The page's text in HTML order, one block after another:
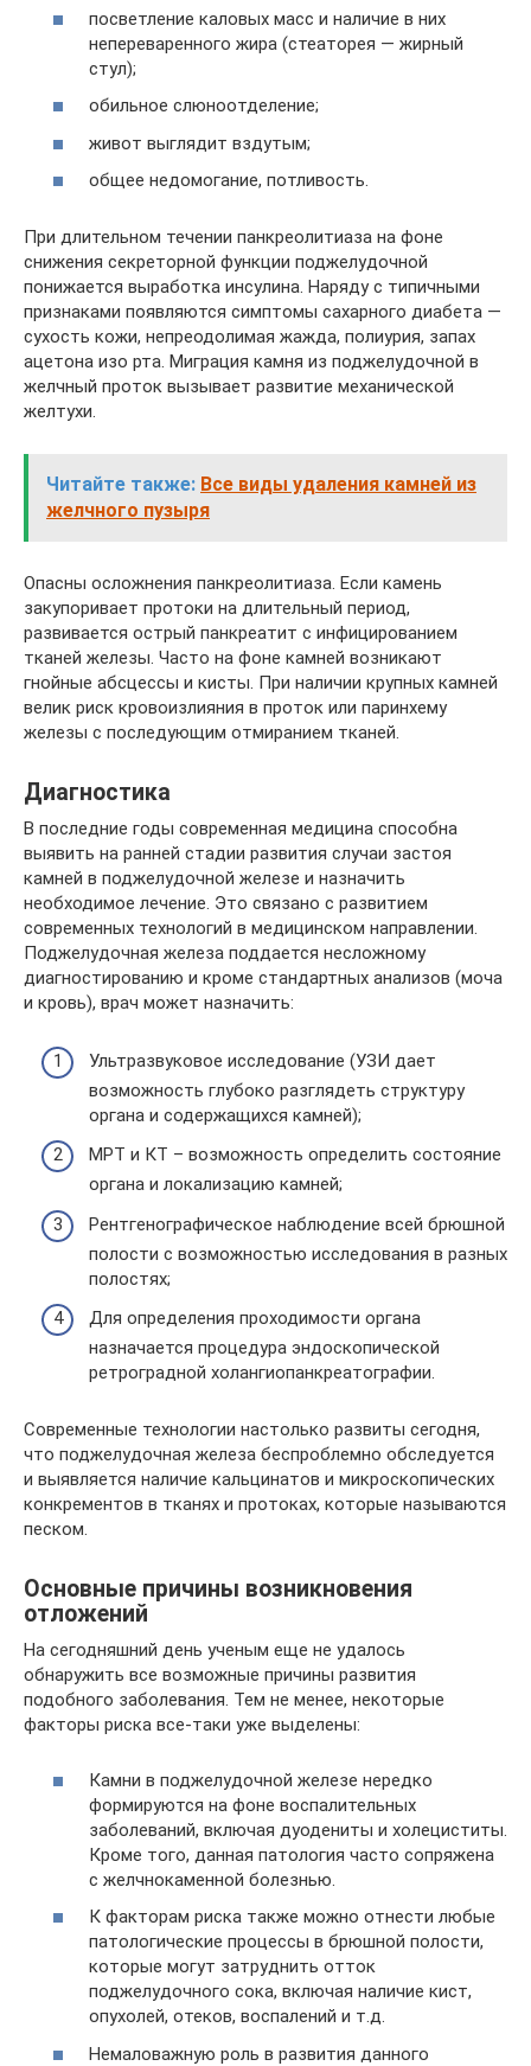
посветление каловых масс и наличие в них
непереваренного жира (стеаторея — жирный
стул);
обильное слюноотделение;
живот выглядит вздутым;
общее недомогание, потливость.
При длительном течении панкреолитиаза на фоне
снижения секреторной функции поджелудочной
понижается выработка инсулина. Наряду с типичными
признаками появляются симптомы сахарного диабета —
сухость кожи, непреодолимая жажда, полиурия, запах
ацетона изо рта. Миграция камня из поджелудочной в
желчный проток вызывает развитие механической
желтухи.
Читайте также: Все виды удаления камней из
желчного пузыря
Опасны осложнения панкреолитиаза. Если камень
закупоривает протоки на длительный период,
развивается острый панкреатит с инфицированием
тканей железы. Часто на фоне камней возникают
гнойные абсцессы и кисты. При наличии крупных камней
велик риск кровоизлияния в проток или паринхему
железы с последующим отмиранием тканей.
Диагностика
В последние годы современная медицина способна
выявить на ранней стадии развития случаи застоя
камней в поджелудочной железе и назначить
необходимое лечение. Это связано с развитием
современных технологий в медицинском направлении.
Поджелудочная железа поддается несложному
диагностированию и кроме стандартных анализов (моча
и кровь), врач может назначить:
Ультразвуковое исследование (УЗИ дает
возможность глубоко разглядеть структуру
органа и содержащихся камней);
МРТ и КТ – возможность определить состояние
органа и локализацию камней;
Рентгенографическое наблюдение всей брюшной
полости с возможностью исследования в разных
полостях;
Для определения проходимости органа
назначается процедура эндоскопической
ретроградной холангиопанкреатографии.
Современные технологии настолько развиты сегодня,
что поджелудочная железа беспроблемно обследуется
и выявляется наличие кальцинатов и микроскопических
конкрементов в тканях и протоках, которые называются
песком.
Основные причины возникновения
отложений
На сегодняшний день ученым еще не удалось
обнаружить все возможные причины развития
подобного заболевания. Тем не менее, некоторые
факторы риска все-таки уже выделены:
Камни в поджелудочной железе нередко
формируются на фоне воспалительных
заболеваний, включая дуодениты и холециститы.
Кроме того, данная патология часто сопряжена
с желчнокаменной болезнью.
К факторам риска также можно отнести любые
патологические процессы в брюшной полости,
которые могут затруднить отток
поджелудочного сока, включая наличие кист,
опухолей, отеков, воспалений и т.д.
Немаловажную роль в развития данного